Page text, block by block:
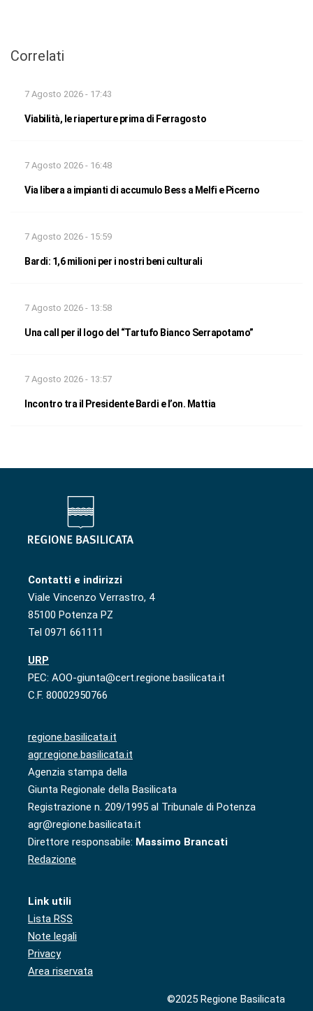
Correlati
7 Agosto 2026 - 17:43
Viabilità, le riaperture prima di Ferragosto
7 Agosto 2026 - 16:48
Via libera a impianti di accumulo Bess a Melfi e Picerno
7 Agosto 2026 - 15:59
Bardi: 1,6 milioni per i nostri beni culturali
7 Agosto 2026 - 13:58
Una call per il logo del “Tartufo Bianco Serrapotamo”
7 Agosto 2026 - 13:57
Incontro tra il Presidente Bardi e l’on. Mattia
Contatti e indirizzi
Viale Vincenzo Verrastro, 4
85100 Potenza PZ
Tel 0971 661111
URP
PEC: AOO-giunta@cert.regione.basilicata.it
C.F. 80002950766
regione.basilicata.it
agr.regione.basilicata.it
Agenzia stampa della
Giunta Regionale della Basilicata
Registrazione n. 209/1995 al Tribunale di Potenza
agr@regione.basilicata.it
Direttore responsabile: Massimo Brancati
Redazione
Link utili
Lista RSS
Note legali
Privacy
Area riservata
©2025 Regione Basilicata